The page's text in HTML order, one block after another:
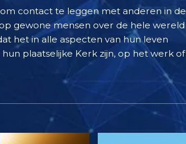
om contact te leggen met anderen in de
gewone mensen over de hele wereld
het in alle aspecten van hun leven
plaatselijke Kerk zijn, op het werk of